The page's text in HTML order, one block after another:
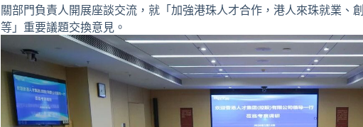
關部門負責人開展座談交流，就「加強港珠人才合作，港人來珠就業、
等」重要議題交換意見。